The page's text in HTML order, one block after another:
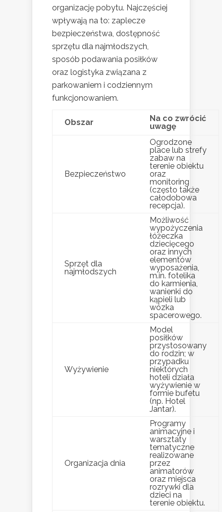
organizację pobytu. Najczęściej
wpływają na to: zaplecze
bezpieczeństwa, dostępność
sprzętu dla najmłodszych,
sposób podawania posiłków
oraz logistyka związana z
parkowaniem i codziennym
funkcjonowaniem.
Obszar
Na co zwrócić
uwagę
Bezpieczeństwo
Ogrodzone
place lub strefy
zabaw na
terenie obiektu
oraz
monitoring
(często także
całodobowa
recepcja).
Sprzęt dla
najmłodszych
Możliwość
wypożyczenia
łóżeczka
dziecięcego
oraz innych
elementów
wyposażenia,
m.in. fotelika
do karmienia,
wanienki do
kąpieli lub
wózka
spacerowego.
Wyżywienie
Model
posiłków
przystosowany
do rodzin; w
przypadku
niektórych
hoteli działa
wyżywienie w
formie bufetu
(np. Hotel
Jantar).
Organizacja dnia
Programy
animacyjne i
warsztaty
tematyczne
realizowane
przez
animatorów
oraz miejsca
rozrywki dla
dzieci na
terenie obiektu.